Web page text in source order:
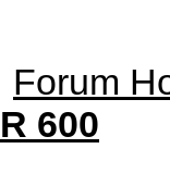
Forum
600